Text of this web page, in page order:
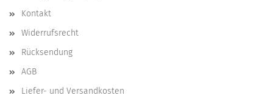
Kontakt
Widerrufsrecht
Rücksendung
AGB
Liefer- und Versandkosten